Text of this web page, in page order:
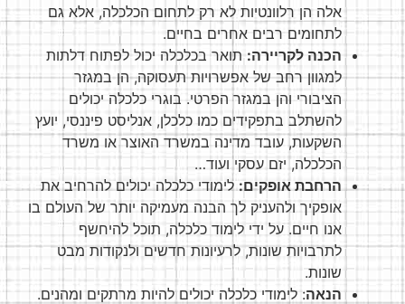
אלה הן רלוונטיות לא רק לתחום הכלכלה, אלא גם
לתחומים רבים אחרים בחיים.
הכנה לקריירה:תואר בכלכלה יכול לפתוח דלתות
למגוון רחב של אפשרויות תעסוקה, הן במגזר
הציבורי והן במגזר הפרטי. בוגרי כלכלה יכולים
להשתלב בתפקידים כמו כלכלן, אנליסט פיננסי, יועץ
השקעות, עובד מדינה במשרד האוצר או משרד
הכלכלה, יזם עסקי ועוד…
הרחבת אופקים:לימודי כלכלה יכולים להרחיב את
אופקיך ולהעניק לך הבנה מעמיקה יותר של העולם בו
אנו חיים. על ידי לימוד כלכלה, תוכל להיחשף
לתרבויות שונות, לרעיונות חדשים ולנקודות מבט
שונות.
הנאה: לימודי כלכלה יכולים להיות מרתקים ומהנים.